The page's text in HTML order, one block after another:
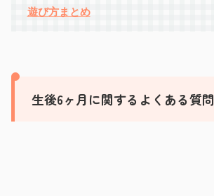
遊び方まとめ
生後6ヶ月に関するよくある質問